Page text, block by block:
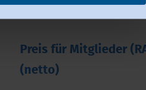
Ta tečaj je na voljo
Preis für Mitglieder
(netto)